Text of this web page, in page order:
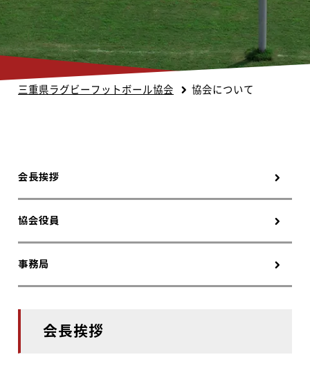
三重県ラグビーフットボール協会 協会について
会長挨拶
協会役員
事務局
会長挨拶